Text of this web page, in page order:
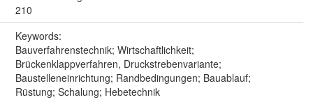
210
Keywords:
Bauverfahrenstechnik; Wirtschaftlichkeit;
Brückenklappverfahren, Druckstrebenvariante;
Baustelleneinrichtung; Randbedingungen; Bauablauf;
Rüstung; Schalung; Hebetechnik